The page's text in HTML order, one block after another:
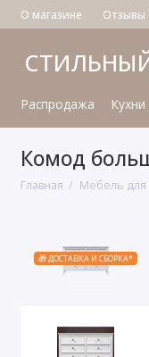
О магазине Отзывы
Распродажа Кухни
Комод
Главная Мебель для
🎁 ДОСТАВКА И СБОРКА*